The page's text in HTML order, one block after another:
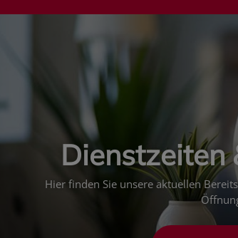
Dienstzeiten
Hier finden Sie unsere aktuellen